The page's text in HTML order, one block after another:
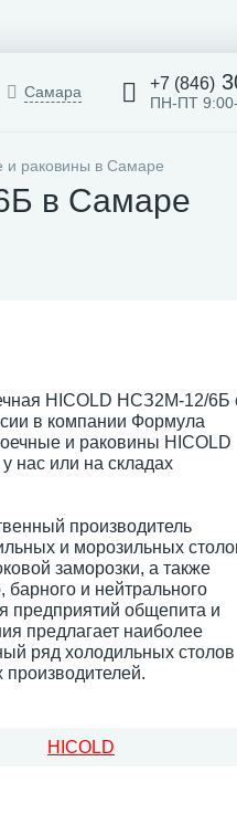
Самара +7 (846)
ПН-ПТ
и раковины в Самаре
в Самаре
HICOLD НСЗ2М-12/6Б
в компании Формула
и раковины HICOLD
нас или на складах
производитель
и морозильных
заморозки, а также
барного и нейтрального
предприятий общепита и
предлагает наиболее
ряд холодильных столов
производителей.
HICOLD